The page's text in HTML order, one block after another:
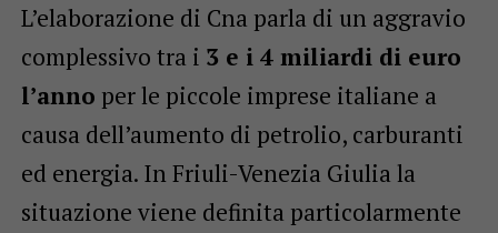
L’elaborazione di Cna parla di un aggravio
complessivo tra i 3 e i 4 miliardi di euro
l’anno per le piccole imprese italiane a
causa dell’aumento di petrolio, carburanti
ed energia. In Friuli-Venezia Giulia la
situazione viene definita particolarmente